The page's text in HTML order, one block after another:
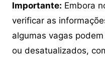
Importante: Embora
verificar as
algumas vagas
ou desatualizados,